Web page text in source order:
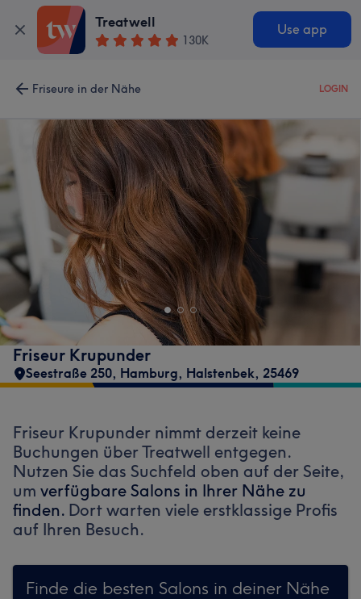
Treatwell
130K
Use app
Friseure in der Nähe LOGIN
Friseur Krupunder
Seestraße 250, Hamburg, Halstenbek, 25469
Friseur Krupunder nimmt derzeit keine
Buchungen über Treatwell entgegen.
Nutzen Sie das Suchfeld oben auf der Seite,
um verfügbare Salons in Ihrer Nähe zu
finden. Dort warten viele erstklassige Profis
auf Ihren Besuch.
Finde die besten Salons in deiner Nähe